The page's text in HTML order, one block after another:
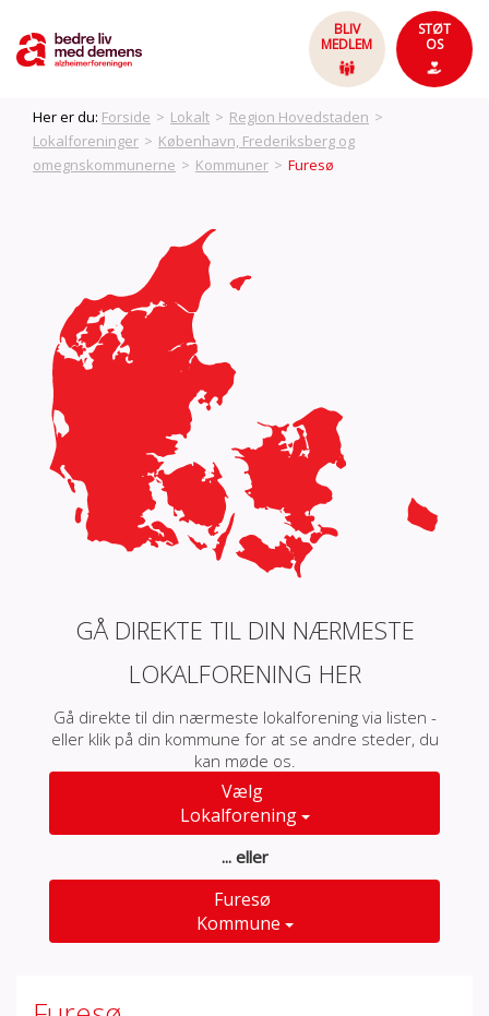
BLIV
MEDLEM
STØT
OS
Her er du: Forside > Lokalt > Region Hovedstaden >
Lokalforeninger > København, Frederiksberg og
omegnskommunerne > Kommuner > Furesø
GÅ DIREKTE TIL DIN NÆRMESTE
LOKALFORENING HER
Gå direkte til din nærmeste lokalforening via listen -
eller klik på din kommune for at se andre steder, du
kan møde os.
Vælg
Lokalforening
... eller
Furesø
Kommune